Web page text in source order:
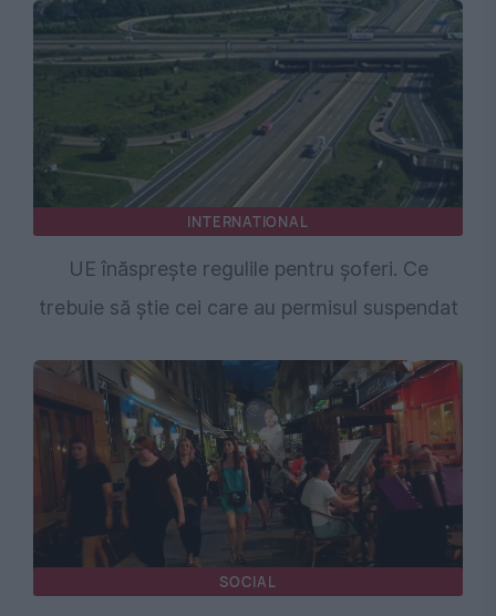
INTERNATIONAL
UE înăsprește regulile pentru șoferi. Ce
trebuie să știe cei care au permisul suspendat
SOCIAL